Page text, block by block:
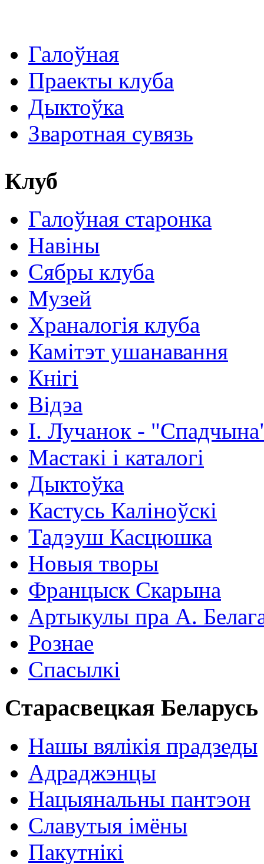
Галоўная
Праекты клуба
Дыктоўка
Зваротная сувязь
Клуб
Галоўная старонка
Навіны
Сябры клуба
Музей
Храналогія клуба
Камітэт ушанавання
Кнігі
Відэа
І. Лучанок -
Мастакі i каталогi
Дыктоўка
Кастусь Каліноўскі
Тадэуш Касцюшка
Новыя творы
Францыск Скарына
Артыкулы пра А.
Рознае
Спасылкі
Старасвецкая Беларусь
Нашы вялікія прадзеды
Адраджэнцы
Нацыянальны пантэон
Славутыя імёны
Пакутнікі